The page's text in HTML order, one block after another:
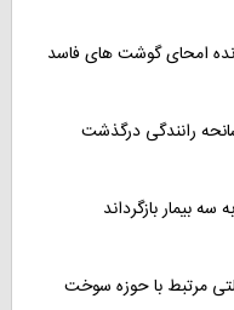
امحای گوشت های فاسد
رانندگی درگذشت
بیمار بازگرداند
مرتبط با حوزه سوخت